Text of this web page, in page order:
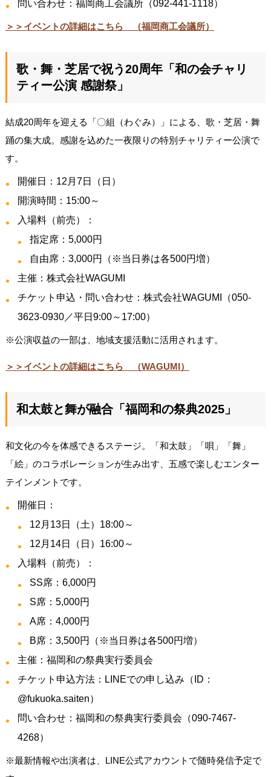
問い合わせ：福岡商工会議所（092-441-1118）
＞＞イベントの詳細はこちら （福岡商工会議所）
歌・舞・芝居で祝う20周年「和の会チャリ
ティー公演 感謝祭」
結成20周年を迎える「〇組（わぐみ）」による、歌・芝居・舞
踊の集大成。感謝を込めた一夜限りの特別チャリティー公演で
す。
開催日：12月7日（日）
開演時間：15:00～
入場料（前売）：
指定席：5,000円
自由席：3,000円（※当日券は各500円増）
主催：株式会社WAGUMI
チケット申込・問い合わせ：株式会社WAGUMI（050-
3623-0930／平日9:00～17:00）
※公演収益の一部は、地域支援活動に活用されます。
＞＞イベントの詳細はこちら （WAGUMI）
和太鼓と舞が融合「福岡和の祭典2025」
和文化の今を体感できるステージ。「和太鼓」「唄」「舞」
「絵」のコラボレーションが生み出す、五感で楽しむエンター
テインメントです。
開催日：
12月13日（土）18:00～
12月14日（日）16:00～
入場料（前売）：
SS席：6,000円
S席：5,000円
A席：4,000円
B席：3,500円（※当日券は各500円増）
主催：福岡和の祭典実行委員会
チケット申込方法：LINEでの申し込み（ID：
@fukuoka.saiten）
問い合わせ：福岡和の祭典実行委員会（090-7467-
4268）
※最新情報や出演者は、LINE公式アカウントで随時発信予定で